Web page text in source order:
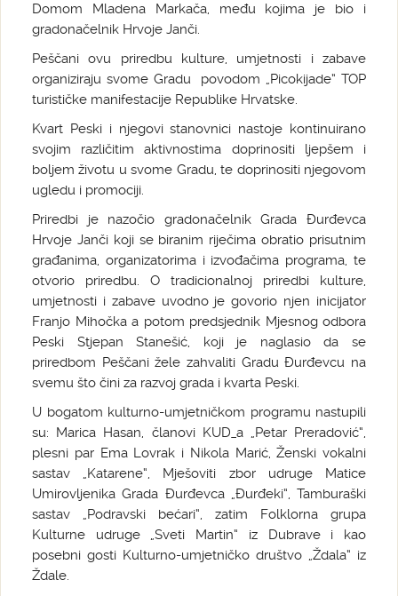
Domom Mladena Markača, među kojima je bio i
gradonačelnik Hrvoje Janči.
Peščani ovu priredbu kulture, umjetnosti i zabave
organiziraju svome Gradu povodom „Picokijade“ TOP
turističke manifestacije Republike Hrvatske.
Kvart Peski i njegovi stanovnici nastoje kontinuirano
svojim različitim aktivnostima doprinositi ljepšem i
boljem životu u svome Gradu, te doprinositi njegovom
ugledu i promociji.
Priredbi je nazočio gradonačelnik Grada Đurđevca
Hrvoje Janči koji se biranim riječima obratio prisutnim
građanima, organizatorima i izvođačima programa, te
otvorio priredbu. O tradicionalnoj priredbi kulture,
umjetnosti i zabave uvodno je govorio njen inicijator
Franjo Mihočka a potom predsjednik Mjesnog odbora
Peski Stjepan Stanešić, koji je naglasio da se
priredbom Peščani žele zahvaliti Gradu Đurđevcu na
svemu što čini za razvoj grada i kvarta Peski.
U bogatom kulturno-umjetničkom programu nastupili
su: Marica Hasan, članovi KUD_a „Petar Preradović“,
plesni par Ema Lovrak i Nikola Marić, Ženski vokalni
sastav „Katarene“, Mješoviti zbor udruge Matice
Umirovljenika Grada Đurđevca „Đurđeki“, Tamburaški
sastav „Podravski bećari“, zatim Folklorna grupa
Kulturne udruge „Sveti Martin“ iz Dubrave i kao
posebni gosti Kulturno-umjetničko društvo „Ždala“ iz
Ždale.